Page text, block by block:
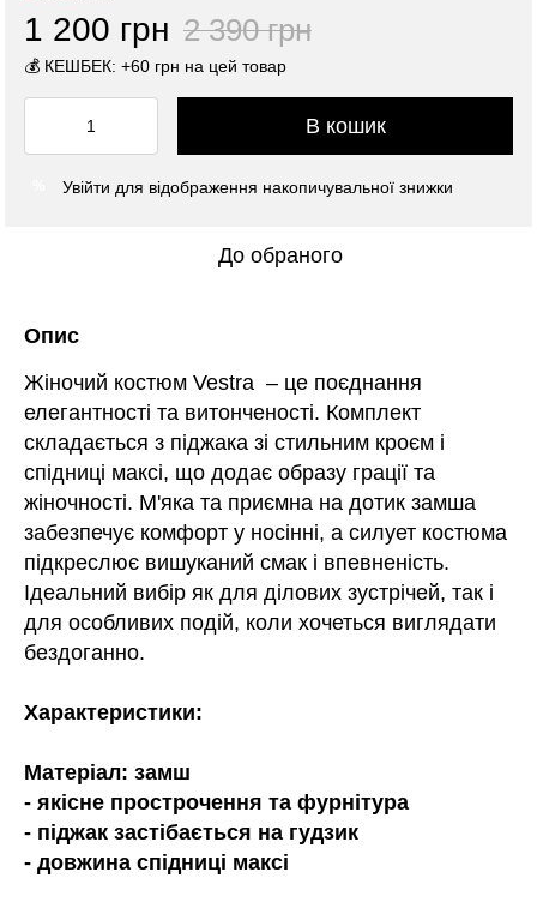
1 200 грн 2 390 грн
💰 КЕШБЕК: +60 грн на цей товар
В кошик
Увійти для відображення накопичувальної знижки
До обраного
Опис
Жіночий костюм Vestra – це поєднання
елегантності та витонченості. Комплект
складається з піджака зі стильним кроєм і
спідниці максі, що додає образу грації та
жіночності. М'яка та приємна на дотик замша
забезпечує комфорт у носінні, а силует костюма
підкреслює вишуканий смак і впевненість.
Ідеальний вибір як для ділових зустрічей, так і
для особливих подій, коли хочеться виглядати
бездоганно.
Характеристики:
Матеріал: замш
- якісне прострочення та фурнітура
- піджак застібається на гудзик
- довжина спідниці максі